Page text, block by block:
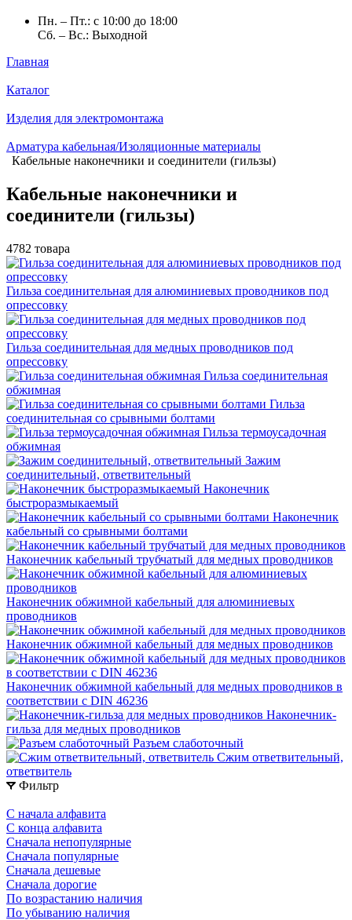
Пн. – Пт.: с 10:00 до 18:00
Сб. – Вс.: Выходной
Главная
Каталог
Изделия для электромонтажа
Арматура кабельная/Изоляционные материалы
Кабельные наконечники и соединители (гильзы)
Кабельные наконечники и
соединители (гильзы)
4782 товара
Гильза соединительная для алюминиевых проводников под
опрессовку
Гильза соединительная для медных проводников под
опрессовку
Гильза соединительная
обжимная
Гильза
соединительная со срывными болтами
Гильза термоусадочная
обжимная
Зажим
соединительный, ответвительный
Наконечник
быстроразмыкаемый
Наконечник
кабельный со срывными болтами
Наконечник кабельный трубчатый для медных проводников
Наконечник обжимной кабельный для алюминиевых
проводников
Наконечник обжимной кабельный для медных проводников
Наконечник обжимной кабельный для медных проводников в
соответствии с DIN 46236
Наконечник-
гильза для медных проводников
Разъем слаботочный
Сжим ответвительный,
ответвитель
Фильтр
С начала алфавита
С конца алфавита
Сначала непопулярные
Сначала популярные
Сначала дешевые
Сначала дорогие
По возрастанию наличия
По убыванию наличия